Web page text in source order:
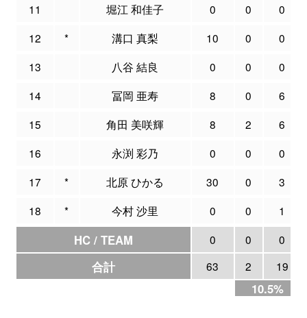
11
堀江 和佳子 0 0
0
12
* 溝口 真梨 10 0
0
13
八谷 結良 0 0
0
14
冨岡 亜寿 8 0
6
15
角田 美咲輝 8 2
6
16
永渕 彩乃 0 0
0
17
* 北原 ひかる 30 0
3
18
* 今村 沙里 0 0 1
HC / TEAM 0 0 0
合計 63 2 19
10.5%